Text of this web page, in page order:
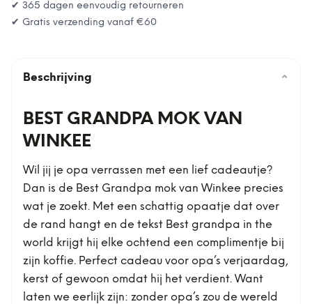
✔ 365 dagen eenvoudig retourneren
✔ Gratis verzending vanaf €60
Beschrijving ⌄
BEST GRANDPA MOK VAN
WINKEE
Wil jij je opa verrassen met een lief cadeautje?
Dan is de Best Grandpa mok van Winkee precies
wat je zoekt. Met een schattig opaatje dat over
de rand hangt en de tekst Best grandpa in the
world krijgt hij elke ochtend een complimentje bij
zijn koffie. Perfect cadeau voor opa’s verjaardag,
kerst of gewoon omdat hij het verdient. Want
laten we eerlijk zijn: zonder opa’s zou de wereld